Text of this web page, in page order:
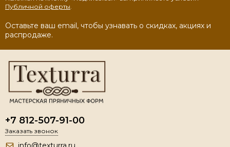
Публичной оферты
Оставьте ваш email, чтобы узнавать о скидках, акциях и
распродаже.
+7 812-507-91-00
Заказать звонок